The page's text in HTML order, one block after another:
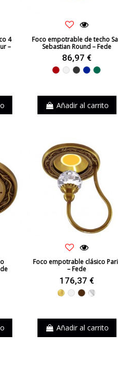
4
–
Foco empotrable de techo
Sebastian Round – Fede
86,97 €
RojoBlanco
Negro
AzulVerde
Añadir al carrito
Foco empotrable clásico
– Fede
176,37 €
Dorado
Blanco
MarrónCromo
Añadir al carrito